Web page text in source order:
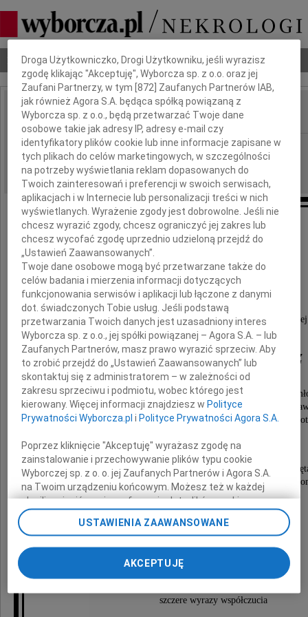
Nekrologi Odeszli Poradnik pogrzebowy
IMIĘ I NAZWISKO:
REGION: Gdańsk
DATA EMISJI: 28.02.2011
"Dobrem jest nie samo życie,
lecz piękne życie"
Z głębokim żalem przyjęliśmy wiadomość
o śmieci naszej Koleżanki, Nestorki
Związku Nauczycielstwa Polskiego w Gdyni,
Kombatantki Tajnej Organizacji Nauczycielskiej
mgr Marii Wujtewicz
wspaniałego Pedagoga, Wychowawcy wielu pokoleń
Wielokrotnie odznaczonej, między innymi: Krzyżem
Orderu Odrodzenia Polski, Złotym Krzyżem Zasługi, Medalem KEN,
Medalem Gdyni Civitas e Mari.
W naszej pamięci pozostanie na zawsze Jej
i dobre słowa, których nigdy nie szczędziła
Rodzinie
zmarłej Koleżanki
szczere wyrazy współczucia
Dbamy o Twoją prywatność
Droga Użytkowniczko, Drogi Użytkowniku, jeśli wyrazisz
zgodę klikając "Akceptuję", Wyborcza sp. z o.o. oraz jej
Zaufani Partnerzy, w tym [872 ] Zaufanych Partnerów IAB,
jak również Agora S.A. będąca spółką powiązaną z
Wyborcza sp. z o.o., będą przetwarzać Twoje dane
osobowe takie jak adresy IP, adresy e-mail czy
identyfikatory plików cookie lub inne informacje zapisane w
tych plikach do celów marketingowych, w szczególności
na potrzeby wyświetlania reklam dopasowanych do
Twoich zainteresowań i preferencji w swoich serwisach,
aplikacjach i w Internecie lub personalizacji treści w nich
wyświetlanych. Wyrażenie zgody jest dobrowolne. Jeśli nie
chcesz wyrazić zgody, chcesz ograniczyć jej zakres lub
chcesz wycofać zgodę uprzednio udzieloną przejdź do
„Ustawień Zaawansowanych”.
Twoje dane osobowe mogą być przetwarzane także do
celów badania i mierzenia informacji dotyczących
funkcjonowania serwisów i aplikacji lub łączone z danymi
dot. świadczonych Tobie usług. Jeśli podstawą
przetwarzania Twoich danych jest uzasadniony interes
Wyborcza sp. z o.o., jej spółki powiązanej – Agora S.A. – lub
Zaufanych Partnerów, masz prawo wyrazić sprzeciw. Aby
to zrobić przejdź do „Ustawień Zaawansowanych” lub
skontaktuj się z administratorem – w zależności od
zakresu sprzeciwu i podmiotu, wobec którego jest
kierowany. Więcej informacji znajdziesz w Polityce
Prywatności Wyborcza.pl i Polityce Prywatności Agora S.A.
Poprzez kliknięcie "Akceptuję" wyrażasz zgodę na
zainstalowanie i przechowywanie plików typu cookie
Wyborczej sp. z o. o. jej Zaufanych Partnerów i Agora S.A.
na Twoim urządzeniu końcowym. Możesz też w każdej
chwili zmienić swoje preferencje dot. plików cookie,
ponownie wywołując narzędzie do zarządzania Twoimi
preferencjami dot. przetwarzania danych poprzez
przechodząc do sekcji „Ustawienia zaawansowane”.
Zmiana ustawień plików cookie możliwa jest także za
USTAWIENIA ZAAWANSOWANE
AKCEPTUJĘ